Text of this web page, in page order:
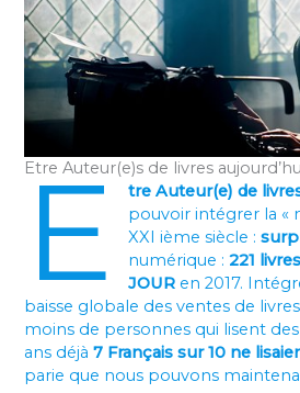
Etre Auteur(e)s de livres
E tre Auteur(e) de
pouvoir intégrer la «
XXI ième siècle :
numérique : 221 livres
JOURen 2017.
baisse globale des ventes de
moins de personnes qui lisent des
ans déjà7 Français sur 10 ne
parie que nous pouvons